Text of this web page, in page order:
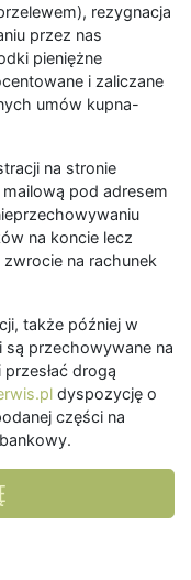
rezygnacja
przez nas
pieniężne
i zaliczane
umów kupna-
na stronie
pod adresem
na koncie lecz
na rachunek
także później w
przechowywane na
drogą
dyspozycję o
części na